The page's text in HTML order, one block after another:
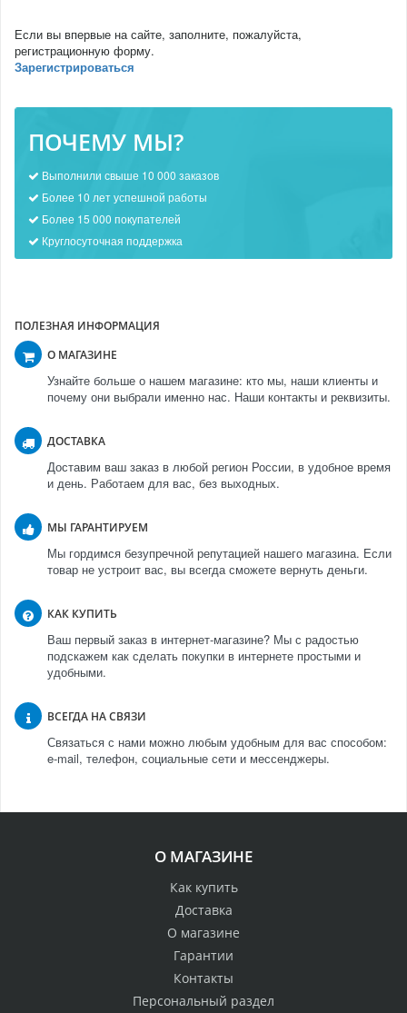
Если вы впервые на сайте, заполните, пожалуйста,
регистрационную форму.
Зарегистрироваться
ПОЧЕМУ МЫ?
Выполнили свыше 10 000 заказов
Более 10 лет успешной работы
Более 15 000 покупателей
Круглосуточная поддержка
ПОЛЕЗНАЯ ИНФОРМАЦИЯ
О МАГАЗИНЕ
Узнайте больше о нашем магазине: кто мы, наши клиенты и
почему они выбрали именно нас. Наши контакты и реквизиты.
ДОСТАВКА
Доставим ваш заказ в любой регион России, в удобное время
и день. Работаем для вас, без выходных.
МЫ ГАРАНТИРУЕМ
Мы гордимся безупречной репутацией нашего магазина. Если
товар не устроит вас, вы всегда сможете вернуть деньги.
КАК КУПИТЬ
Ваш первый заказ в интернет-магазине? Мы с радостью
подскажем как сделать покупки в интернете простыми и
удобными.
ВСЕГДА НА СВЯЗИ
Связаться с нами можно любым удобным для вас способом:
e-mail, телефон, социальные сети и мессенджеры.
О МАГАЗИНЕ
Как купить
Доставка
О магазине
Гарантии
Контакты
Персональный раздел